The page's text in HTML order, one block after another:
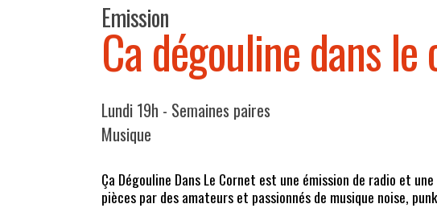
Emission
Ca dégouline dans
Lundi 19h - Semaines paires
Musique
Ça Dégouline Dans Le Cornet est une émission de radio et
pièces par des amateurs et passionnés de musique noise,